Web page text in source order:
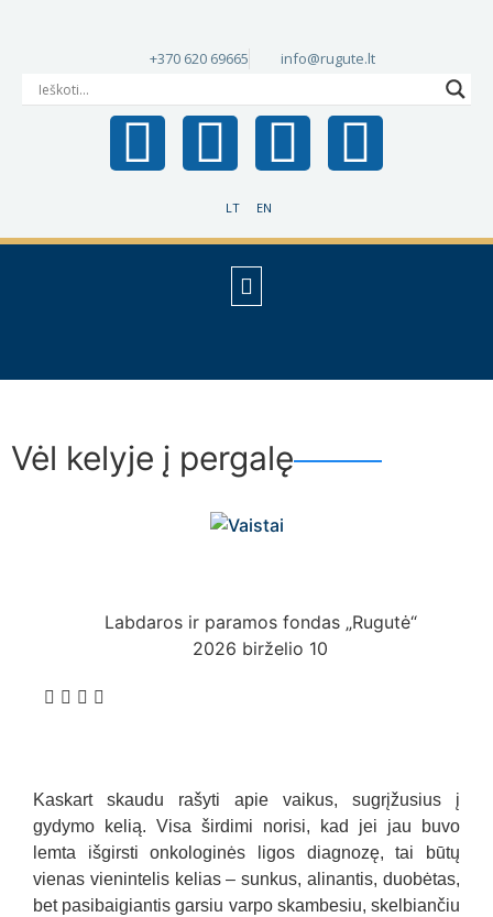
LT EN
+370 620 69665 info@rugute.lt
Vėl kelyje į pergalę
Labdaros ir paramos fondas „Rugutė“
2026 birželio 10
Kaskart skaudu rašyti apie vaikus, sugrįžusius į
gydymo kelią. Visa širdimi norisi, kad jei jau buvo
lemta išgirsti onkologinės ligos diagnozę, tai būtų
vienas vienintelis kelias – sunkus, alinantis, duobėtas,
bet pasibaigiantis garsiu varpo skambesiu, skelbiančiu